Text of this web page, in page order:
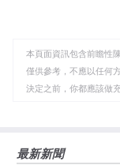
板
本頁面資訊包含前瞻性
僅供參考，不應以任何
決定之前，你都應該做
觀點，並不代表
最新新聞